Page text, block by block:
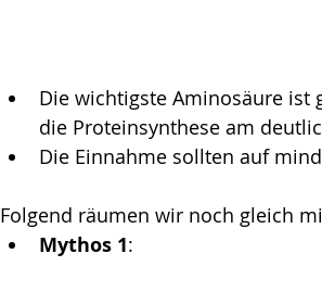
Die wichtigste Aminosäure ist
die Proteinsynthese am
Die Einnahme sollten auf
Folgend räumen wir noch gleich
Mythos 1: